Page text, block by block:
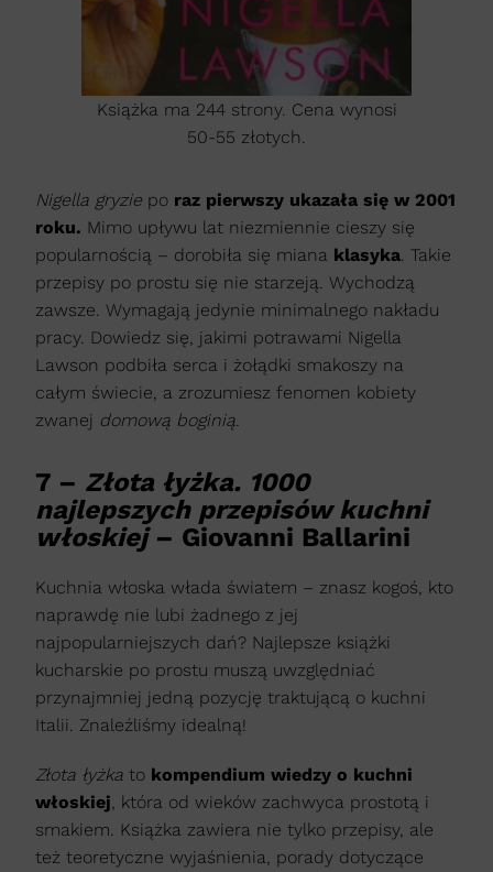
Książka ma 244 strony. Cena wynosi
50-55 złotych.
Nigella gryzie po raz pierwszy ukazała się w 2001
roku. Mimo upływu lat niezmiennie cieszy się
popularnością – dorobiła się miana klasyka . Takie
przepisy po prostu się nie starzeją. Wychodzą
zawsze. Wymagają jedynie minimalnego nakładu
pracy. Dowiedz się, jakimi potrawami Nigella
Lawson podbiła serca i żołądki smakoszy na
całym świecie, a zrozumiesz fenomen kobiety
zwanej domową boginią.
7 – Złota łyżka. 1000
najlepszych przepisów kuchni
włoskiej– Giovanni Ballarini
Kuchnia włoska włada światem – znasz kogoś, kto
naprawdę nie lubi żadnego z jej
najpopularniejszych dań? Najlepsze książki
kucharskie po prostu muszą uwzględniać
przynajmniej jedną pozycję traktującą o kuchni
Italii. Znaleźliśmy idealną!
Złota łyżka to kompendium wiedzy o kuchni
włoskiej , która od wieków zachwyca prostotą i
smakiem. Książka zawiera nie tylko przepisy, ale
też teoretyczne wyjaśnienia, porady dotyczące